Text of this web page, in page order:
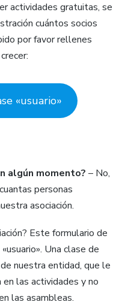
actividades gratuitas, se
cuántos socios
por favor rellenes
«usuario»
algún momento? – No,
personas
asociación.
Este formulario de
Una clase de
nuestra entidad, que le
las actividades y no
las asambleas.